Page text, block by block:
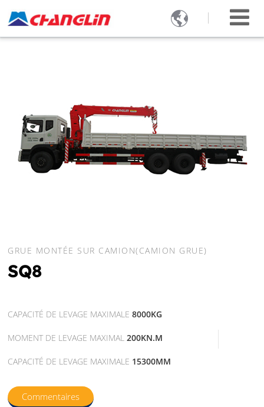

GRUE MONTÉE SUR CAMION(CAMION GRUE)
SQ8
CAPACITÉ DE LEVAGE MAXIMALE8000KG
MOMENT DE LEVAGE MAXIMAL200KN.M
CAPACITÉ DE LEVAGE MAXIMALE 15300MM
Commentaires